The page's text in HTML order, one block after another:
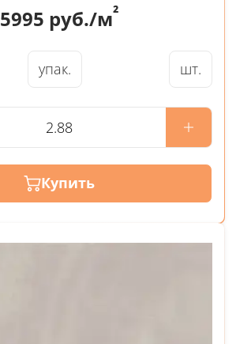
5995 руб./м²
упак. шт.
Купить